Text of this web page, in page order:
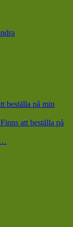
beställa på min
att beställa på